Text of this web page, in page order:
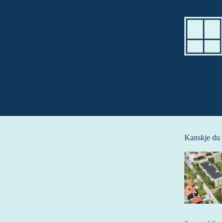
Kanskje
Dette er en